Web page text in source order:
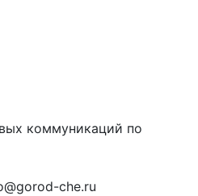
коммуникаций по
che.ru